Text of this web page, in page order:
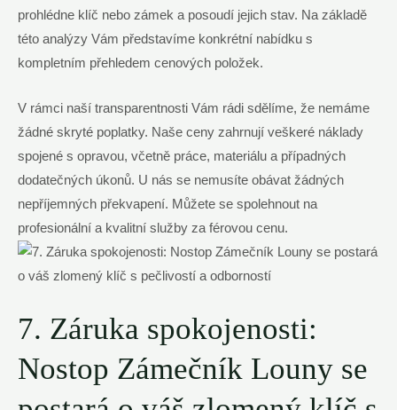
prohlédne klíč nebo zámek a posoudí jejich stav. Na základě
této analýzy Vám představíme konkrétní nabídku s
kompletním přehledem cenových položek.
V rámci naší transparentnosti Vám rádi sdělíme, že nemáme
žádné skryté poplatky. Naše ceny zahrnují veškeré náklady
spojené s opravou, včetně práce, materiálu a případných
dodatečných úkonů. U nás se nemusíte obávat žádných
nepříjemných překvapení. Můžete se spolehnout na
profesionální a kvalitní služby za férovou cenu.
7. Záruka spokojenosti:
Nostop Zámečník Louny se